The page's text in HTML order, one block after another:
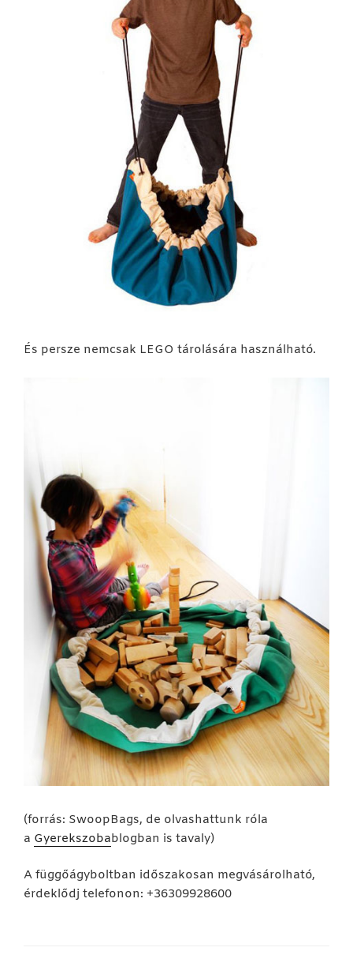
És persze nemcsak LEGO tárolására használható.
(forrás: SwoopBags, de olvashattunk róla
a Gyerekszobablogban is tavaly)
A függőágyboltban időszakosan megvásárolható,
érdeklődj telefonon: +36309928600